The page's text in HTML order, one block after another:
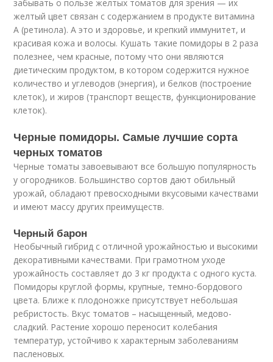
забывать о пользе желтых томатов для зрения — их
желтый цвет связан с содержанием в продукте витамина
А (ретинола). А это и здоровье, и крепкий иммунитет, и
красивая кожа и волосы. Кушать такие помидоры в 2 раза
полезнее, чем красные, потому что они являются
диетическим продуктом, в котором содержится нужное
количество и углеводов (энергия), и белков (построение
клеток), и жиров (транспорт веществ, функционирование
клеток).
Черные помидоры. Самые лучшие сорта
черных томатов
Черные томаты завоевывают все большую популярность
у огородников. Большинство сортов дают обильный
урожай, обладают превосходными вкусовыми качествами
и имеют массу других преимуществ.
Черный барон
Необычный гибрид с отличной урожайностью и высокими
декоративными качествами. При грамотном уходе
урожайность составляет до 3 кг продукта с одного куста.
Помидоры круглой формы, крупные, темно-бордового
цвета. Ближе к плодоножке присутствует небольшая
ребристость. Вкус томатов – насыщенный, медово-
сладкий. Растение хорошо переносит колебания
температур, устойчиво к характерным заболеваниям
пасленовых.